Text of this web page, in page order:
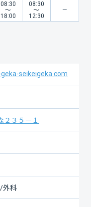
08:30
〜
18:00
08:30
〜
12:30
seikeigeka.com
２３５－１
外科